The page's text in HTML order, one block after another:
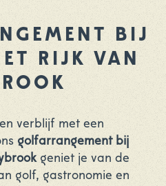
BIJ
RIJK VAN
verblijf met een
golfarrangement bij
geniet je van de
golf, gastronomie en